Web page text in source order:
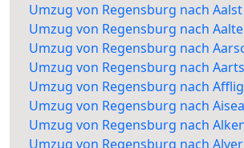
Umzug von Regensburg nach Aalst
Umzug von Regensburg nach
Umzug von Regensburg nach
Umzug von Regensburg nach
Umzug von Regensburg nach
Umzug von Regensburg nach
Umzug von Regensburg nach
Umzug von Regensburg nach